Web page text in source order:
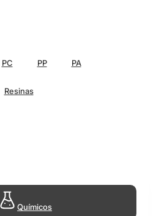
PC PP
PA
Resinas
Químicos